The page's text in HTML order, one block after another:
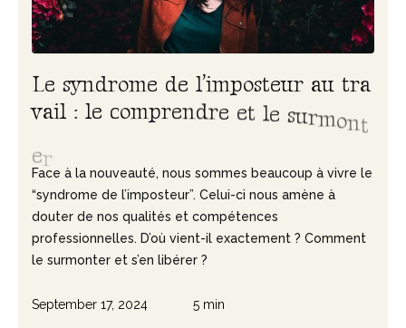
Le syndrome de l’imposteur au tra
vail : le comprendre et le surmon t
Face à la nouveauté, nous sommes beaucoup à vivre le
“syndrome de l’imposteur”. Celui-ci nous amène à
douter de nos qualités et compétences
professionnelles. D’où vient-il exactement ? Comment
le surmonter et s’en libérer ?
September 17, 2024 5 min